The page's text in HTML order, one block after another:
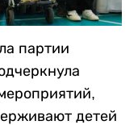
партии
детей